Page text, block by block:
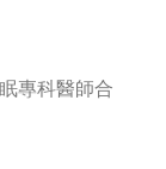
專科醫師合